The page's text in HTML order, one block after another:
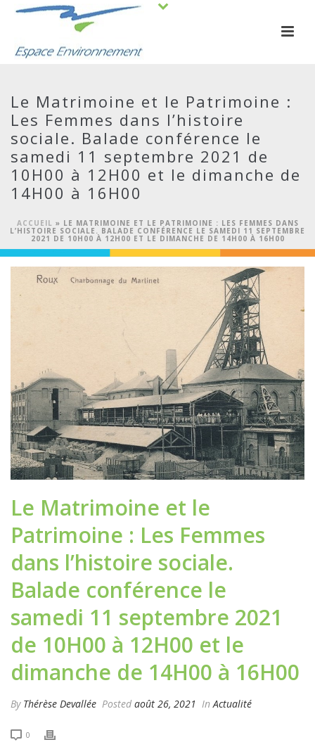
Le Matrimoine et le Patrimoine :
Les Femmes dans l’histoire
sociale. Balade conférence le
samedi 11 septembre 2021 de
10H00 à 12H00 et le dimanche de
14H00 à 16H00
ACCUEIL » LE MATRIMOINE ET LE PATRIMOINE : LES FEMMES DANS
L’HISTOIRE SOCIALE. BALADE CONFÉRENCE LE SAMEDI 11 SEPTEMBRE
2021 DE 10H00 À 12H00 ET LE DIMANCHE DE 14H00 À 16H00
Le Matrimoine et le
Patrimoine : Les Femmes
dans l’histoire sociale.
Balade conférence le
samedi 11 septembre 2021
de 10H00 à 12H00 et le
dimanche de 14H00 à 16H00
By Thérèse Devallée Posted août 26, 2021 InActualité
0